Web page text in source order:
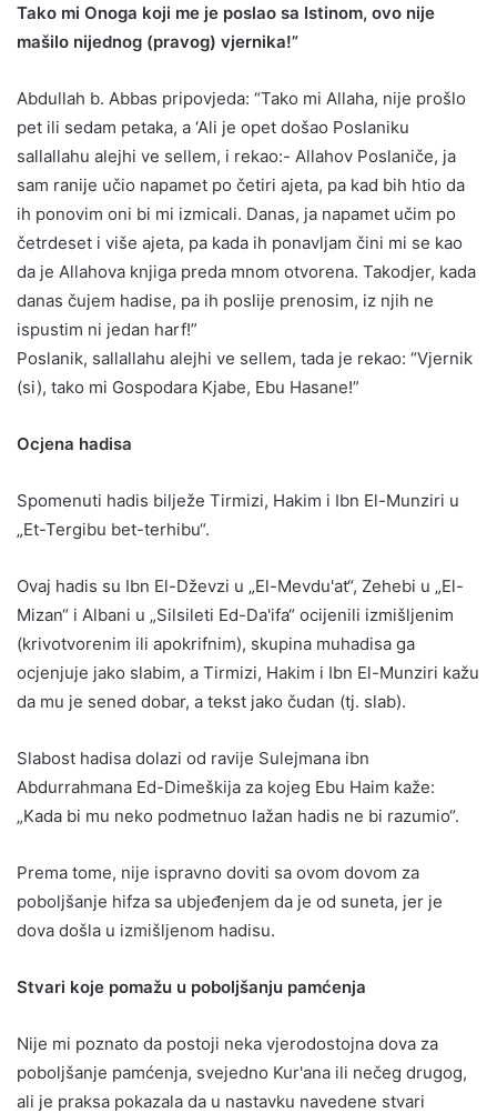
Tako mi Onoga koji me je poslao sa Istinom, ovo nije
mašilo nijednog (pravog) vjernika!”
Abdullah b. Abbas pripovjeda: “Tako mi Allaha, nije prošlo
pet ili sedam petaka, a ‘Ali je opet došao Poslaniku
sallallahu alejhi ve sellem, i rekao:- Allahov Poslaniče, ja
sam ranije učio napamet po četiri ajeta, pa kad bih htio da
ih ponovim oni bi mi izmicali. Danas, ja napamet učim po
četrdeset i više ajeta, pa kada ih ponavljam čini mi se kao
da je Allahova knjiga preda mnom otvorena. Takodjer, kada
danas čujem hadise, pa ih poslije prenosim, iz njih ne
ispustim ni jedan harf!”
Poslanik, sallallahu alejhi ve sellem, tada je rekao: “Vjernik
(si), tako mi Gospodara Kjabe, Ebu Hasane!”
Ocjena hadisa
Spomenuti hadis bilježe Tirmizi, Hakim i Ibn El-Munziri u
„Et-Tergibu bet-terhibu“.
Ovaj hadis su Ibn El-Dževzi u „El-Mevdu'at“, Zehebi u „El-
Mizan“ i Albani u „Silsileti Ed-Da'ifa“ ocijenili izmišljenim
(krivotvorenim ili apokrifnim), skupina muhadisa ga
ocjenjuje jako slabim, a Tirmizi, Hakim i Ibn El-Munziri kažu
da mu je sened dobar, a tekst jako čudan (tj. slab).
Slabost hadisa dolazi od ravije Sulejmana ibn
Abdurrahmana Ed-Dimeškija za kojeg Ebu Haim kaže:
„Kada bi mu neko podmetnuo lažan hadis ne bi razumio“.
Prema tome, nije ispravno doviti sa ovom dovom za
poboljšanje hifza sa ubjeđenjem da je od suneta, jer je
dova došla u izmišljenom hadisu.
Stvari koje pomažu u poboljšanju pamćenja
Nije mi poznato da postoji neka vjerodostojna dova za
poboljšanje pamćenja, svejedno Kur'ana ili nečeg drugog,
ali je praksa pokazala da u nastavku navedene stvari